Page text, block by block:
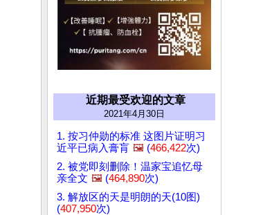
近期最受欢迎的文章
2021年4月30日
1. 按习仲勋的标准 这图片证明习
近平已病入膏肓 🖼️ (466,422次)
2. 被党即刻删除！温家宝追忆母
亲全文 🖼️ (464,890次)
3. 解放区的天是明朗的天(10图)
(407,950次)